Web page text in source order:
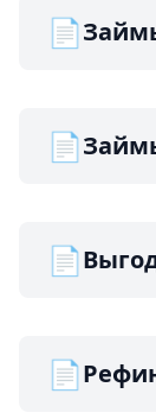
📄
📄
📄
📄